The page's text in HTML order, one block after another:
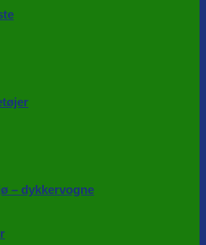
– dykkervogne